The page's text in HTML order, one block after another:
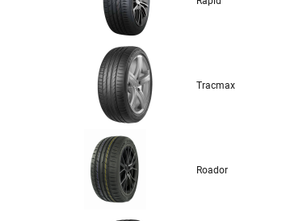
Tracmax
Roador